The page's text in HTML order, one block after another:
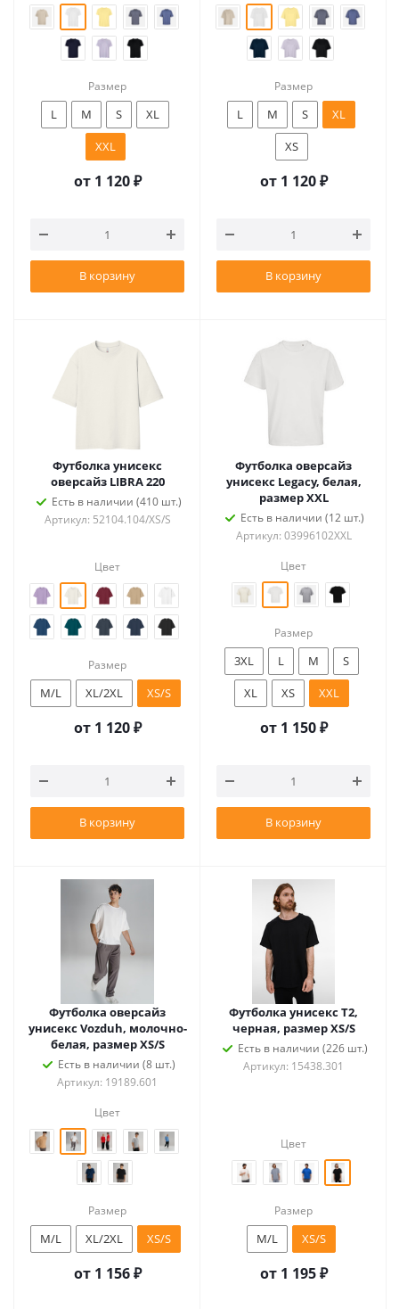
Размер
L M S
XL
XXL
от 1 120 ₽
В корзину
Размер
L M S
XL
XS
от 1 120 ₽
В корзину
Футболка унисекс
оверсайз LIBRA 220
Есть в наличии (410 шт.)
Артикул: 52104.104/XS/S
Цвет
Размер
M/L XL/2XL XS/S
от 1 120 ₽
В корзину
Футболка оверсайз
унисекс Legacy, белая,
размер XXL
Есть в наличии (12 шт.)
Артикул: 03996102XXL
Цвет
Размер
3XL L M
S
XL
XS XXL
от 1 150 ₽
В корзину
Футболка оверсайз
унисекс Vozduh, молочно-
белая, размер XS/S
Есть в наличии (8 шт.)
Артикул: 19189.601
Цвет
Размер
M/L XL/2XL XS/S
от 1 156 ₽
Футболка унисекс T2,
черная, размер XS/S
Есть в наличии (226 шт.)
Артикул: 15438.301
Цвет
Размер
M/L XS/S
от 1 195 ₽